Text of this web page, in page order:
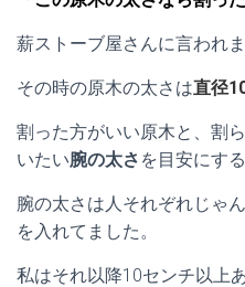
薪ストーブ屋さんに言われま
その時の原木の太さは直径
割った方がいい原木と、割
いたい腕の太さ を目安にす
腕の太さは人それぞれじゃ
を入れてました。
私はそれ以降10センチ以上